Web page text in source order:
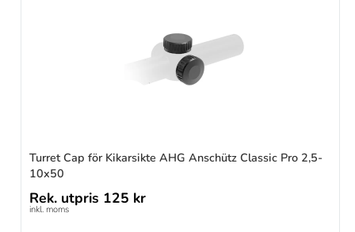
Turret Cap för Kikarsikte AHG Anschütz Classic Pro 2,5-
10x50
Rek. utpris 125 kr
inkl. moms